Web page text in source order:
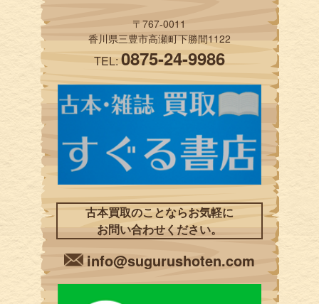
〒767-0011
香川県三豊市高瀬町下勝間1122
TEL:0875-24-9986
古本買取のことならお気軽に
お問い合わせください。
info@sugurushoten.com